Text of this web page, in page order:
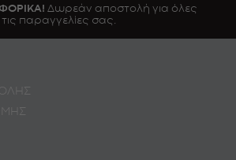
Δωρεάν αποστολή για όλες
τις παραγγελίες σας.